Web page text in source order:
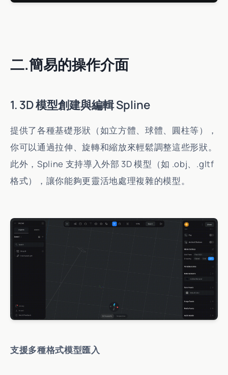
二.簡易的操作介面
1. 3D 模型創建與編輯 Spline
提供了各種基礎形狀（如立方體、球體、圓柱等），
你可以通過拉伸、旋轉和縮放來輕鬆調整這些形狀。
此外，Spline 支持導入外部 3D 模型（如 .obj、.gltf
格式），讓你能夠更靈活地處理複雜的模型。
支援多種格式模型匯入